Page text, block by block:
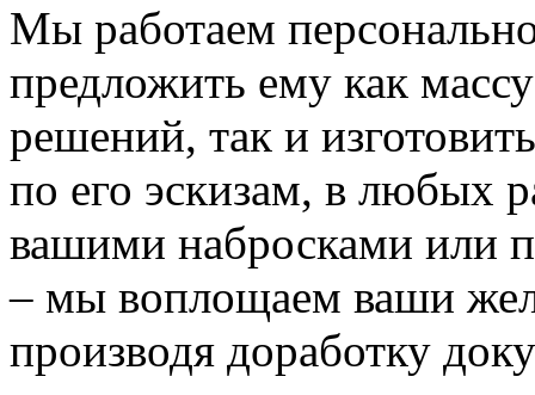
Мы работаем
предложить ему как
решений, так и
по его эскизам, в любых
вашими набросками или
– мы воплощаем ваши
производя доработку